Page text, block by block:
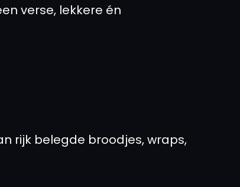
verse, lekkere én
rijk belegde broodjes, wraps,